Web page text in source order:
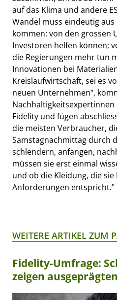
auf das Klima und andere
Wandel muss eindeutig
kommen: von den grossen
Investoren helfen können;
die Regierungen mehr tun
Innovationen bei
Kreislaufwirtschaft, sei es
neuen Unternehmen",
Fidelity und fügen
die meisten Verbraucher,
Samstagnachmittag durch
schlendern, anfangen,
müssen sie erst einmal
und ob die Kleidung, die sie
Anforderungen entspricht."
WEITERE ARTIKEL ZUM
Fidelity-Umfrage:
zeigen